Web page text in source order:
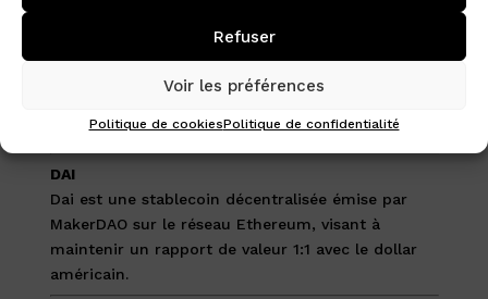
Refuser
Voir les préférences
Politique de cookiesPolitique de confidentialité
du pouvoir de vote et maximiser les récompenses
CRV dans les pools de liquidité limités de Curve
DAI
Dai est une stablecoin décentralisée émise par
MakerDAO sur le réseau Ethereum, visant à
maintenir un rapport de valeur 1:1 avec le dollar
américain.